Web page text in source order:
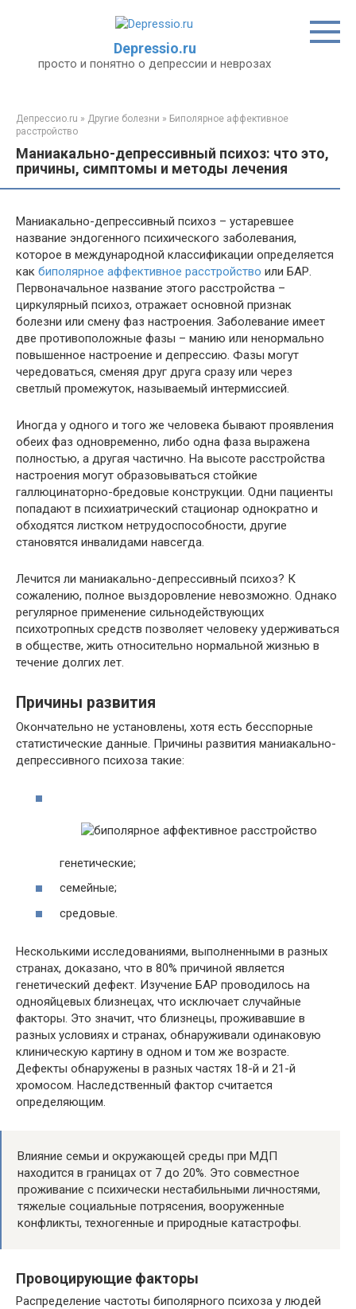
Depressio.ru
просто и понятно о депрессии и неврозах
Депрессио.ru » Другие болезни » Биполярное аффективное
расстройство
Маниакально-депрессивный психоз: что это,
причины, симптомы и методы лечения
Маниакально-депрессивный психоз – устаревшее
название эндогенного психического заболевания,
которое в международной классификации определяется
как биполярное аффективное расстройство или БАР.
Первоначальное название этого расстройства –
циркулярный психоз, отражает основной признак
болезни или смену фаз настроения. Заболевание имеет
две противоположные фазы – манию или ненормально
повышенное настроение и депрессию. Фазы могут
чередоваться, сменяя друг друга сразу или через
светлый промежуток, называемый интермиссией.
Иногда у одного и того же человека бывают проявления
обеих фаз одновременно, либо одна фаза выражена
полностью, а другая частично. На высоте расстройства
настроения могут образовываться стойкие
галлюцинаторно-бредовые конструкции. Одни пациенты
попадают в психиатрический стационар однократно и
обходятся листком нетрудоспособности, другие
становятся инвалидами навсегда.
Лечится ли маниакально-депрессивный психоз? К
сожалению, полное выздоровление невозможно. Однако
регулярное применение сильнодействующих
психотропных средств позволяет человеку удерживаться
в обществе, жить относительно нормальной жизнью в
течение долгих лет.
Причины развития
Окончательно не установлены, хотя есть бесспорные
статистические данные. Причины развития маниакально-
депрессивного психоза такие:
генетические;
семейные;
средовые.
Несколькими исследованиями, выполненными в разных
странах, доказано, что в 80% причиной является
генетический дефект. Изучение БАР проводилось на
однояйцевых близнецах, что исключает случайные
факторы. Это значит, что близнецы, проживавшие в
разных условиях и странах, обнаруживали одинаковую
клиническую картину в одном и том же возрасте.
Дефекты обнаружены в разных частях 18-й и 21-й
хромосом. Наследственный фактор считается
определяющим.
Влияние семьи и окружающей среды при МДП
находится в границах от 7 до 20%. Это совместное
проживание с психически нестабильными личностями,
тяжелые социальные потрясения, вооруженные
конфликты, техногенные и природные катастрофы.
Провоцирующие факторы
Распределение частоты биполярного психоза у людей